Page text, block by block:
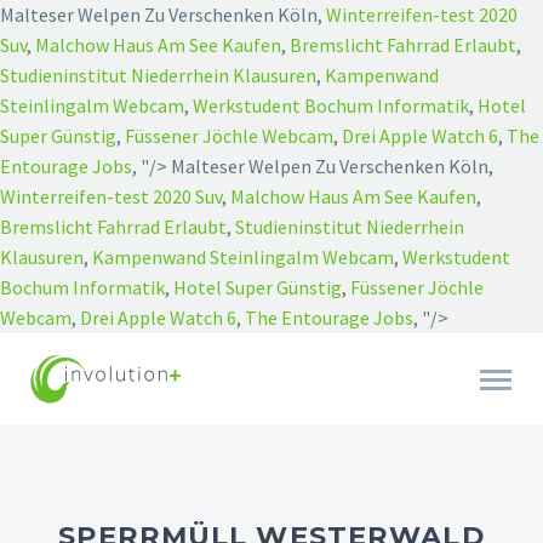
Malteser Welpen Zu Verschenken Köln, Winterreifen-test 2020
Suv, Malchow Haus Am See Kaufen, Bremslicht Fahrrad Erlaubt,
Studieninstitut Niederrhein Klausuren, Kampenwand
Steinlingalm Webcam, Werkstudent Bochum Informatik, Hotel
Super Günstig, Füssener Jöchle Webcam, Drei Apple Watch 6, The
Entourage Jobs, "/> Malteser Welpen Zu Verschenken Köln,
Winterreifen-test 2020 Suv, Malchow Haus Am See Kaufen,
Bremslicht Fahrrad Erlaubt, Studieninstitut Niederrhein
Klausuren, Kampenwand Steinlingalm Webcam, Werkstudent
Bochum Informatik, Hotel Super Günstig, Füssener Jöchle
Webcam, Drei Apple Watch 6, The Entourage Jobs, "/>
SPERRMÜLL WESTERWALD